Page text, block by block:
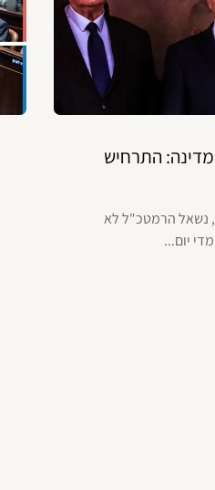
התרחיש
נשאל הרמטכ"ל לא
יום...